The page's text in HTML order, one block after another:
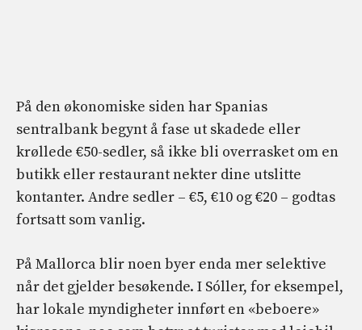
På den økonomiske siden har Spanias
sentralbank begynt å fase ut skadede eller
krøllede €50-sedler, så ikke bli overrasket om en
butikk eller restaurant nekter dine utslitte
kontanter. Andre sedler – €5, €10 og €20 – godtas
fortsatt som vanlig.
På Mallorca blir noen byer enda mer selektive
når det gjelder besøkende. I Sóller, for eksempel,
har lokale myndigheter innført en «beboere»